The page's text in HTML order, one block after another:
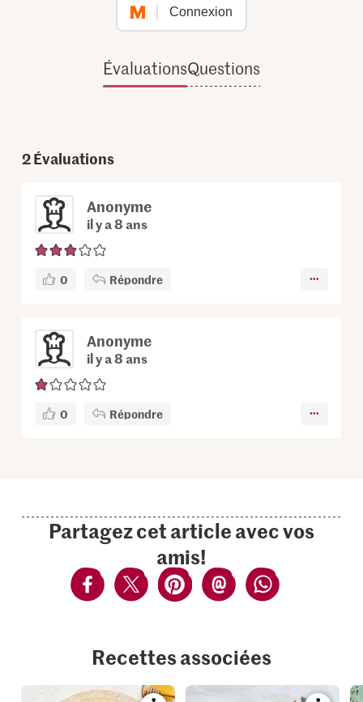
Connexion
ÉvaluationsQuestions
2Évaluations
Anonyme
il y a 8 ans
0 Répondre
Anonyme
il y a 8 ans
0 Répondre
Partagez cet article avec vos
amis!
Recettes associées